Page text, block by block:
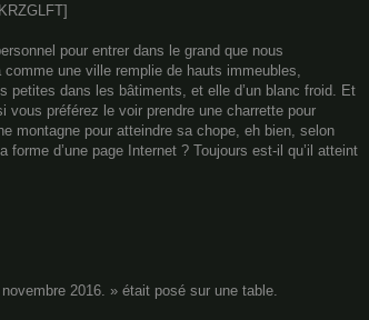
pour entrer dans le grand que nous
une ville remplie de hauts immeubles,
petites dans les bâtiments, et elle d’un blanc froid. Et
vous préférez le voir prendre une charrette pour
montagne pour atteindre sa chope, eh bien, selon
d’une page Internet ? Toujours est-il qu’il atteint
2016. » était posé sur une table.